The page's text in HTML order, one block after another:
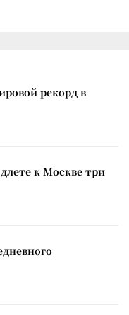
рекорд в
к Москве три